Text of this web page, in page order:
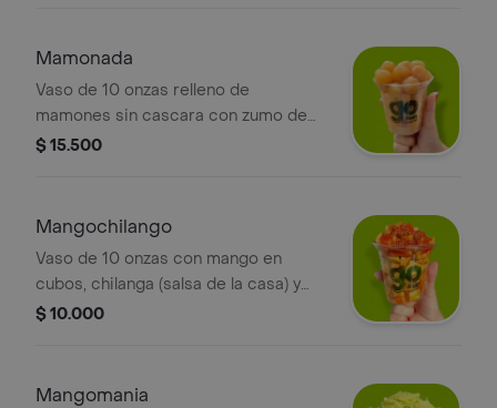
Mamonada
Vaso de 10 onzas relleno de
mamones sin cascara con zumo de
limon puro.
$ 15.500
Mangochilango
Vaso de 10 onzas con mango en
cubos, chilanga (salsa de la casa) y
zumo de limon puro.
$ 10.000
Mangomania